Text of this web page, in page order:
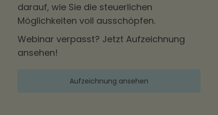
darauf, wie Sie die steuerlichen
Möglichkeiten voll ausschöpfen.
Webinar verpasst? Jetzt Aufzeichnung
ansehen!
Aufzeichnung ansehen